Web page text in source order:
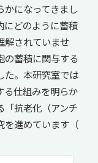
かになってきまし
にどのように蓄積
解されていませ
の蓄積に関与する
た。本研究室では
る仕組みを明らか
「抗老化（アンチ
を進めています（